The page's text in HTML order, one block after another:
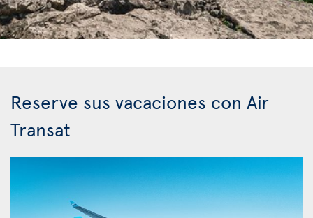
Reserve sus vacaciones con Air
Transat